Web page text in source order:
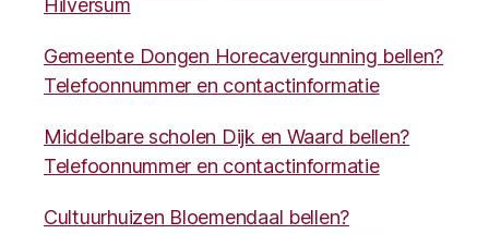
Hilversum
Gemeente Dongen Horecavergunning bellen?
Telefoonnummer en contactinformatie
Middelbare scholen Dijk en Waard bellen?
Telefoonnummer en contactinformatie
Cultuurhuizen Bloemendaal bellen?